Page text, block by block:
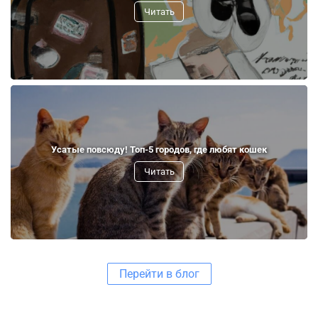
Читать
Усатые повсюду! Топ-5 городов, где любят кошек
Читать
Перейти в блог